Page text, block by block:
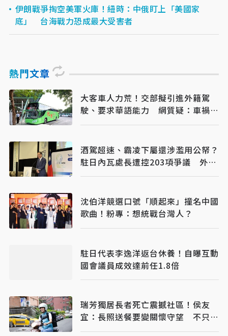
伊朗戰爭掏空美軍火庫！紐時：中俄盯上「美國家
底」 台海戰力恐成最大受害者
熱門文章
大客車人力荒！交部擬引進外籍駕
駛、要求華語能力 網質疑：車禍發
生誰處理
酒駕超速、霸凌下屬還涉濫用公帑？
駐日內瓦處長遭控203項爭議 外交
部啟動調查
沈伯洋競選口號「順起來」撞名中國
歌曲！粉專：想統戰台灣人？
駐日代表李逸洋返台休養！自曝互動
國會議員成效達前任1.8倍
瑞芳獨居長者死亡震撼社區！侯友
宜：長照送餐要變關懷守望 不只是
送餐